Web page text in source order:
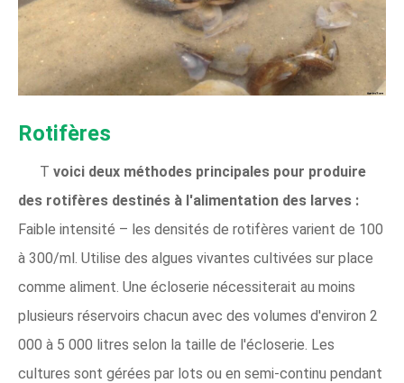
Rotifères
T voici deux méthodes principales pour produire
des rotifères destinés à l'alimentation des larves :
Faible intensité – les densités de rotifères varient de 100
à 300/ml. Utilise des algues vivantes cultivées sur place
comme aliment. Une écloserie nécessiterait au moins
plusieurs réservoirs chacun avec des volumes d'environ 2
000 à 5 000 litres selon la taille de l'écloserie. Les
cultures sont gérées par lots ou en semi-continu pendant